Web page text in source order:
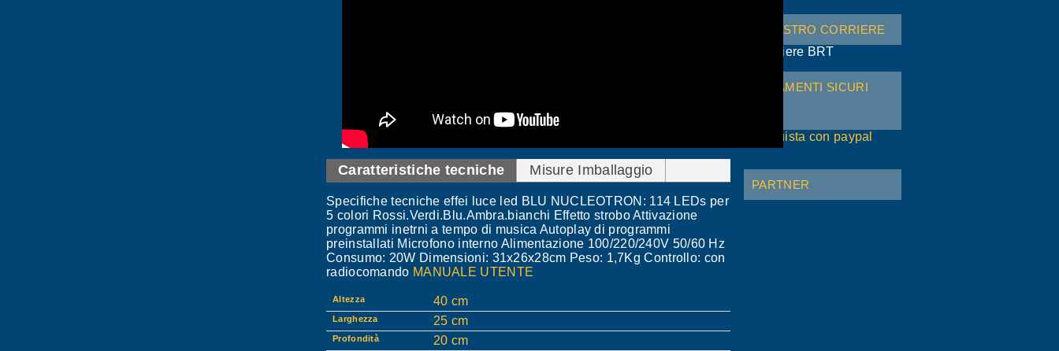
IL NOSTRO CORRIERE
PAGAMENTI SICURI
PARTNER
Caratteristiche tecniche Misure Imballaggio
Specifiche tecniche effei luce led BLU NUCLEOTRON: 114 LEDs per
5 colori Rossi.Verdi.Blu.Ambra.bianchi Effetto strobo Attivazione
programmi inetrni a tempo di musica Autoplay di programmi
preinstallati Microfono interno Alimentazione 100/220/240V 50/60 Hz
Consumo: 20W Dimensioni: 31x26x28cm Peso: 1,7Kg Controllo: con
radiocomando MANUALE UTENTE
Altezza 40 cm
Larghezza 25 cm
Profondità 20 cm